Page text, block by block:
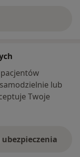
lub
Twoje